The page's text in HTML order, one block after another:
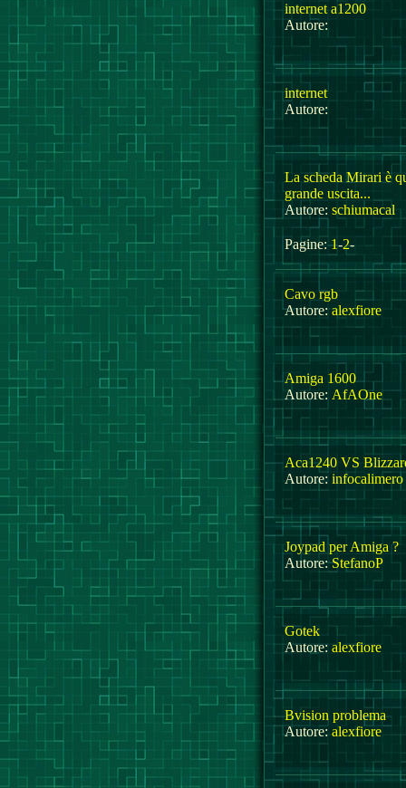
internet a1200
Autore:
internet
Autore:
La scheda Mirari è
grande uscita...
Autore: schiumacal
Pagine:1-2-
Cavo rgb
Autore: alexfiore
Amiga 1600
Autore: AfAOne
Aca1240 VS
Autore: infocalimero
Joypad per Amiga ?
Autore:StefanoP
Gotek
Autore: alexfiore
Bvision problema
Autore: alexfiore